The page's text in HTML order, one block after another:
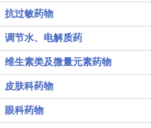
抗过敏药物
调节水、电解质药
维生素类及微量元素药物
皮肤科药物
眼科药物